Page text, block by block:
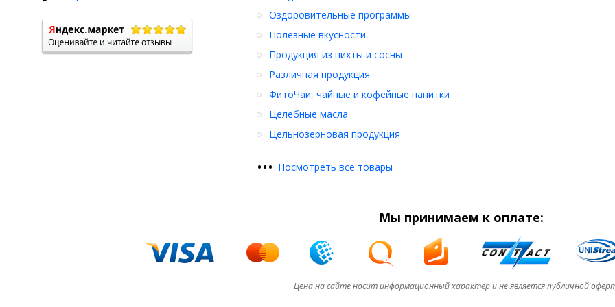
Оздоровительные программы
Полезные вкусности
Продукция из пихты и сосны
Различная продукция
ФитоЧаи, чайные и кофейные напитки
Целебные масла
Цельнозерновая продукция
••• Посмотреть все товары
Мы принимаем к оплате:
Цена на сайте носит информационный характер и не является публичной